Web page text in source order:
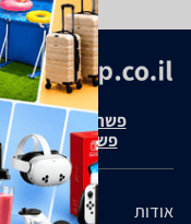
פשרה בת"צ אבנצ'יק נ'
פשרה בת"צ כהנים נ'
אודות